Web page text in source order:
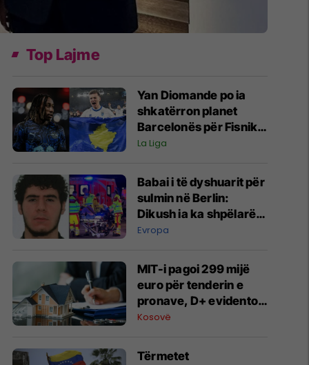
Top Lajme
Yan Diomande po ia
shkatërron planet
Barcelonës për Fisnik
Asllanin
La Liga
Babai i të dyshuarit për
sulmin në Berlin:
Dikush ia ka shpëlarë
trurin
Evropa
MIT-i pagoi 299 mijë
euro për tenderin e
pronave, D+ evidenton
shkelje procedurale
Kosovë
Tërmetet